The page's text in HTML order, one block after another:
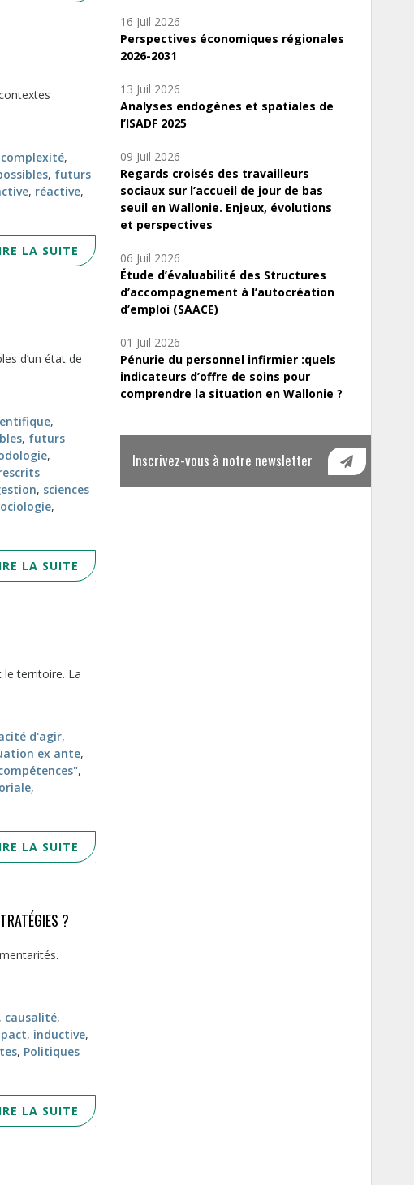
complexité,
, futurs
, réactive,
LA SUITE
d’un état de
,
, futurs
,
, sciences
,
LA SUITE
le territoire. La
d'agir,
ex ante,
,
,
LA SUITE
?
, causalité,
, inductive,
, Politiques
LA SUITE
16 Juil 2026
Perspectives économiques régionales
2026-2031
13 Juil 2026
Analyses endogènes et spatiales de
l’ISADF 2025
09 Juil 2026
Regards croisés des travailleurs
sociaux sur l’accueil de jour de bas
seuil en Wallonie. Enjeux, évolutions
et perspectives
06 Juil 2026
Étude d’évaluabilité des Structures
d’accompagnement à l’autocréation
d’emploi (SAACE)
01 Juil 2026
Pénurie du personnel infirmier :quels
indicateurs d’offre de soins pour
comprendre la situation en Wallonie ?
Inscrivez-vous à notre newsletter